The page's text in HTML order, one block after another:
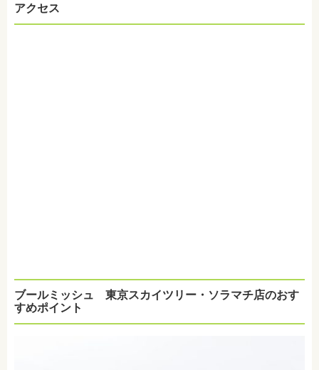
アクセス
ブールミッシュ 東京スカイツリー・ソラマチ店のおす
すめポイント